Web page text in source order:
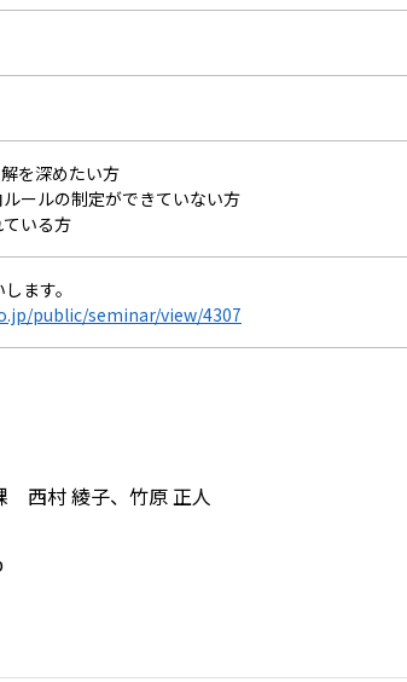
を深めたい方
ールの制定ができていない方
ている方
ます。
public/seminar/view/4307
西村 綾子、竹原 正人